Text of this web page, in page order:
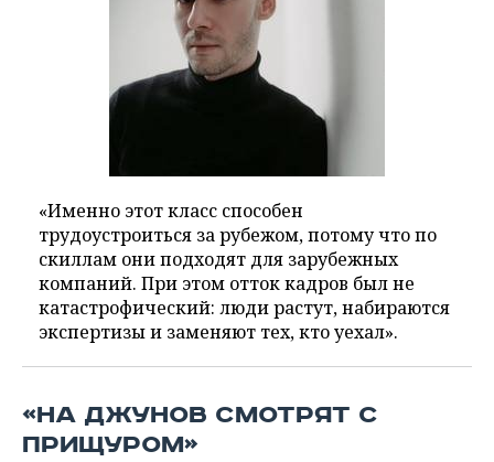
«Именно этот класс способен
трудоустроиться за рубежом, потому что по
скиллам они подходят для зарубежных
компаний. При этом отток кадров был не
катастрофический: люди растут, набираются
экспертизы и заменяют тех, кто уехал».
«НА ДЖУНОВ СМОТРЯТ С
ПРИЩУРОМ»